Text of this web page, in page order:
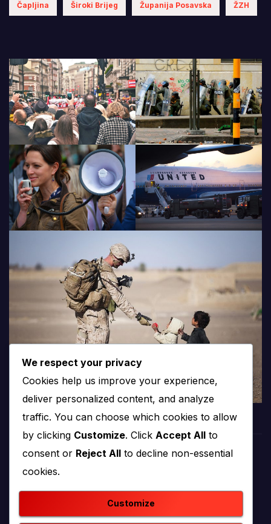
Čapljina Široki Brijeg Županija Posavska ŽZH
produkcija i emitiranje tv programa
We respect your privacy
Cookies help us improve your experience,
deliver personalized content, and analyze
traffic. You can choose which cookies to allow
by clicking Customize. Click Accept All to
consent or Reject All to decline non-essential
cookies.
Customize